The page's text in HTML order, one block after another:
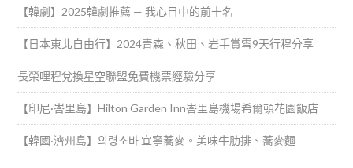
【韓劇】2025韓劇推薦 — 我心目中的前十名
【日本東北自由行】2024青森、秋田、岩手賞雪9天行程分享
長榮哩程兌換星空聯盟免費機票經驗分享
【印尼·峇里島】Hilton Garden Inn峇里島機場希爾頓花園飯店
【韓國·濟州島】의령소바 宜寧蕎麥。美味牛肋排、蕎麥麵